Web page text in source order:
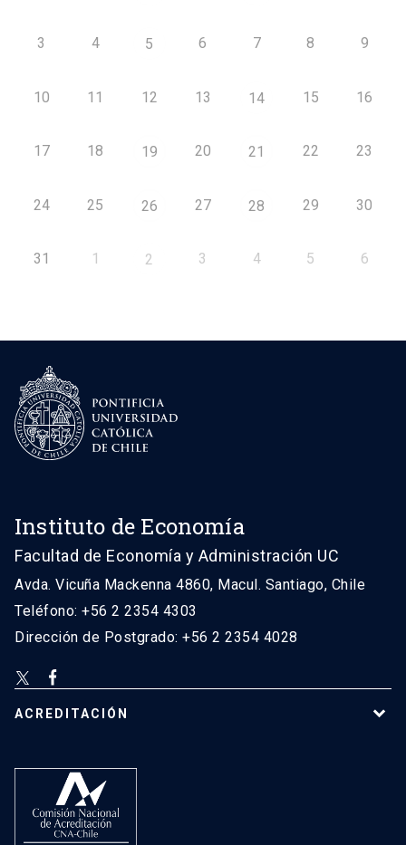
3 4 5 6 7 8 9
10 11 12 13 14 15 16
17 18 19 20 21 22 23
24 25 26 27 28 29 30
31 1 2 3 4 5 6
Instituto de Economía
Facultad de Economía y Administración UC
Avda. Vicuña Mackenna 4860, Macul. Santiago, Chile
Teléfono: +56 2 2354 4303
Dirección de Postgrado: +56 2 2354 4028
ACREDITACIÓN